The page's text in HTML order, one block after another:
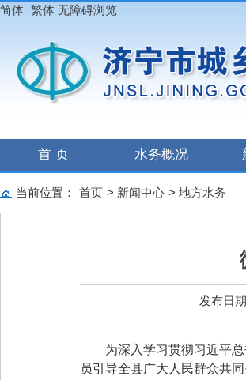
简体 繁体 无障碍浏览
首 页 水务概况
当前位置： 首页 > 新闻中心 > 地方水务
发布日
为深入学习贯彻习近平
员引导全县广大人民群众共